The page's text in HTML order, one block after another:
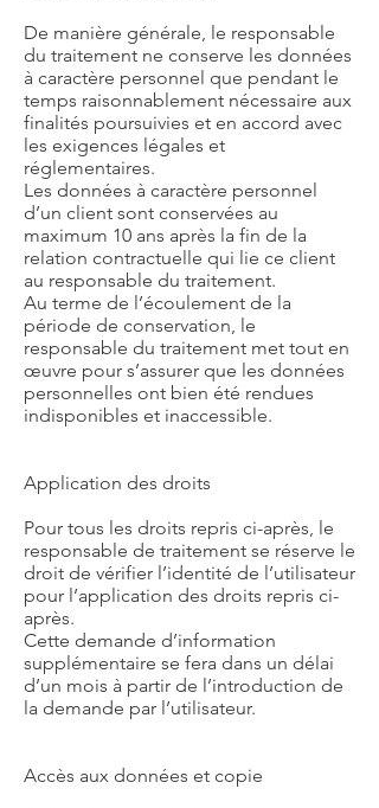
De manière générale, le responsable
du traitement ne conserve les données
à caractère personnel que pendant le
temps raisonnablement nécessaire aux
finalités poursuivies et en accord avec
les exigences légales et
réglementaires.
Les données à caractère personnel
d’un client sont conservées au
maximum 10 ans après la fin de la
relation contractuelle qui lie ce client
au responsable du traitement.
Au terme de l’écoulement de la
période de conservation, le
responsable du traitement met tout en
œuvre pour s’assurer que les données
personnelles ont bien été rendues
indisponibles et inaccessible.
Application des droits
Pour tous les droits repris ci-après, le
responsable de traitement se réserve le
droit de vérifier l’identité de l’utilisateur
pour l’application des droits repris ci-
après.
Cette demande d’information
supplémentaire se fera dans un délai
d’un mois à partir de l’introduction de
la demande par l’utilisateur.
Accès aux données et copie